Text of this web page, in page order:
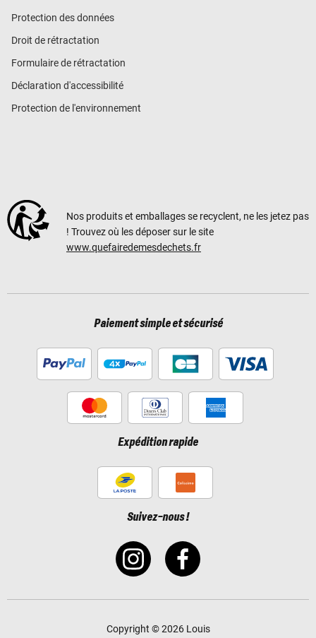
Protection des données
Droit de rétractation
Formulaire de rétractation
Déclaration d'accessibilité
Protection de l'environnement
Nos produits et emballages se recyclent, ne les jetez pas
! Trouvez où les déposer sur le site
www.quefairedemesdechets.fr
Paiement simple et sécurisé
Expédition rapide
Suivez-nous !
Copyright © 2026 Louis